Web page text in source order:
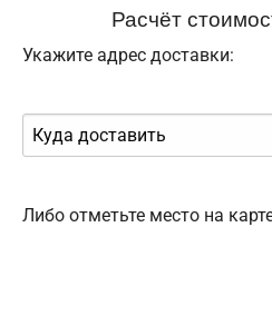
Расчёт
Укажите адрес доставки:
Либо отметьте место на